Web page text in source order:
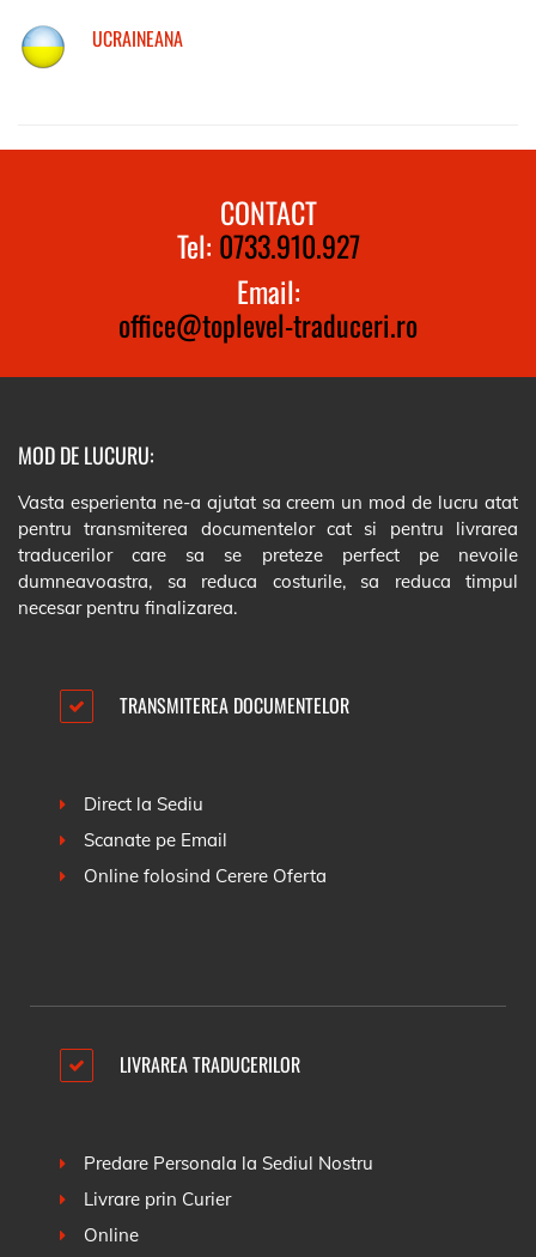
UCRAINEANA
CONTACT
Tel: 0733.910.927
Email:
office@toplevel-traduceri.ro
MOD DE LUCURU:
Vasta esperienta ne-a ajutat sa creem un mod de lucru atat
pentru transmiterea documentelor cat si pentru livrarea
traducerilor care sa se preteze perfect pe nevoile
dumneavoastra, sa reduca costurile, sa reduca timpul
necesar pentru finalizarea.
TRANSMITEREA DOCUMENTELOR
Direct la Sediu
Scanate pe Email
Online folosind Cerere Oferta
LIVRAREA TRADUCERILOR
Predare Personala la Sediul Nostru
Livrare prin Curier
Online